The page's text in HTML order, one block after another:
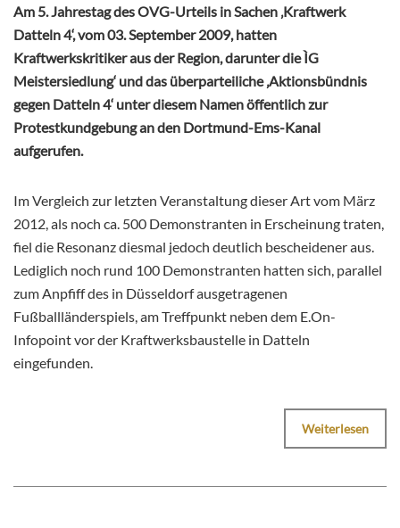
Am 5. Jahrestag des OVG-Urteils in Sachen ‚Kraftwerk
Datteln 4‘, vom 03. September 2009, hatten
Kraftwerkskritiker aus der Region, darunter die ÌG
Meistersiedlung‘ und das überparteiliche ‚Aktionsbündnis
gegen Datteln 4‘ unter diesem Namen öffentlich zur
Protestkundgebung an den Dortmund-Ems-Kanal
aufgerufen.
Im Vergleich zur letzten Veranstaltung dieser Art vom März
2012, als noch ca. 500 Demonstranten in Erscheinung traten,
fiel die Resonanz diesmal jedoch deutlich bescheidener aus.
Lediglich noch rund 100 Demonstranten hatten sich, parallel
zum Anpfiff des in Düsseldorf ausgetragenen
Fußballländerspiels, am Treffpunkt neben dem E.On-
Infopoint vor der Kraftwerksbaustelle in Datteln
eingefunden.
Weiterlesen